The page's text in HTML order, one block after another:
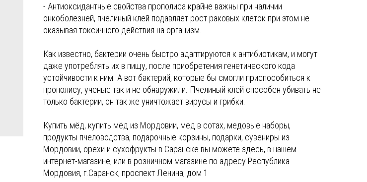
- Антиоксидантные свойства прополиса крайне важны при наличии
онкоболезней, пчелиный клей подавляет рост раковых клеток при этом не
оказывая токсичного действия на организм.
Как известно, бактерии очень быстро адаптируются к антибиотикам, и могут
даже употреблять их в пищу, после приобретения генетического кода
устойчивости к ним. А вот бактерий, которые бы смогли приспособиться к
прополису, ученые так и не обнаружили. Пчелиный клей способен убивать не
только бактерии, он так же уничтожает вирусы и грибки.
Купить мёд, купить мёд из Мордовии, мёд в сотах, медовые наборы,
продукты пчеловодства, подарочные корзины, подарки, сувениры из
Мордовии, орехи и сухофрукты в Саранске вы можете здесь, в нашем
интернет-магазине, или в розничном магазине по адресу Республика
Мордовия, г.Саранск, проспект Ленина, дом 1